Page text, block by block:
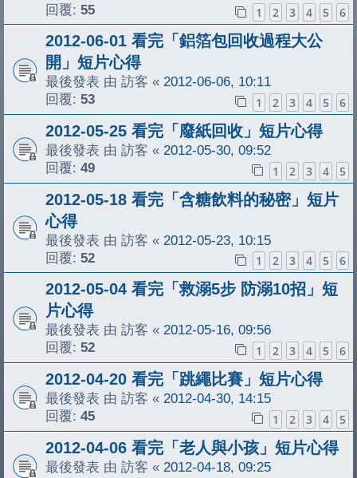
回覆: 55 1 2 3 4 5 6
2012-06-01 看完「鋁箔包回收過程大公
開」短片心得
最後發表 由 訪客 « 2012-06-06, 10:11
回覆: 53 1 2 3 4 5 6
2012-05-25 看完「廢紙回收」短片心得
最後發表 由 訪客 « 2012-05-30, 09:52
回覆: 49 1 2 3 4 5
2012-05-18 看完「含糖飲料的秘密」短片
心得
最後發表 由 訪客 « 2012-05-23, 10:15
回覆: 52 1 2 3 4 5 6
2012-05-04 看完「救溺5步 防溺10招」短
片心得
最後發表 由 訪客 « 2012-05-16, 09:56
回覆: 52 1 2 3 4 5 6
2012-04-20 看完「跳繩比賽」短片心得
最後發表 由 訪客 « 2012-04-30, 14:15
回覆: 45 1 2 3 4 5
2012-04-06 看完「老人與小孩」短片心得
最後發表 由 訪客 « 2012-04-18, 09:25